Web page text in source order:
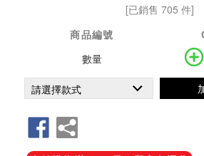
[已銷售 705 件]
商品編號
數量